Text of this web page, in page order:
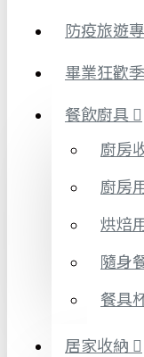
防疫旅遊
畢業狂歡季
餐飲廚具
廚房
廚房
烘焙
隨身
餐具
居家收納